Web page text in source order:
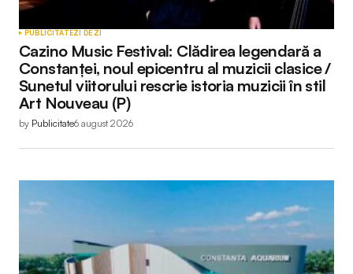
Your E-mail*
PUBLICITATEZI DE ZI
Cazino Music Festival: Clădirea legendară a
Constanței, noul epicentru al muzicii clasice /
Sunetul viitorului rescrie istoria muzicii în stil
Art Nouveau (P)
by Publicitate6 august 2026